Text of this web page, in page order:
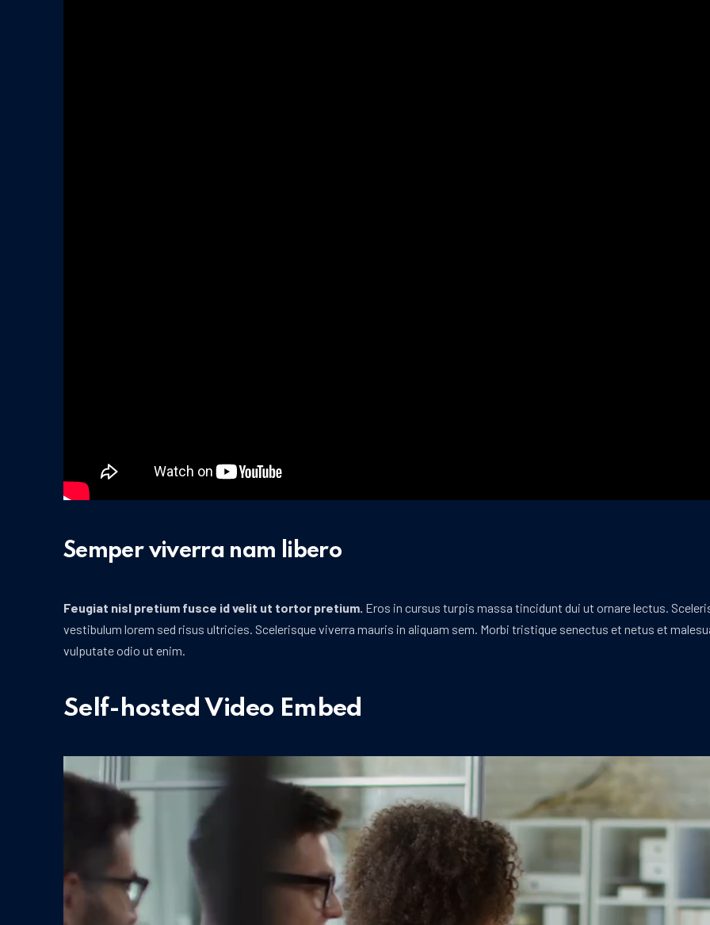
Semper viverra nam libero
Feugiat nisl pretium fusce id velit ut tortor pretium. Eros in cursus turpis massa tincidunt dui ut ornare lectus.
vestibulum lorem sed risus ultricies. Scelerisque viverra mauris in aliquam sem. Morbi tristique senectus et netus et
vulputate odio ut enim.
Self-hosted Video Embed